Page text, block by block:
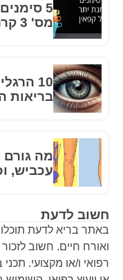
חשוב לדעת
באתר בריא לדעת תוכלו
ואורח חיים. חשוב
רפואי ו/או מקצועי.
5
מס' 3 קרה לכולנו
10
בריאות
מה גורם
עכביש,